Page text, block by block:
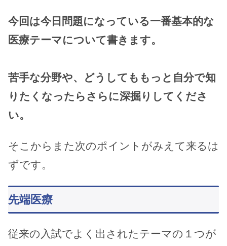
今回は今日問題になっている一番基本的な
医療テーマについて書きます。
苦手な分野や、どうしてももっと自分で知
りたくなったらさらに深掘りしてくださ
い。
そこからまた次のポイントがみえて来るは
ずです。
先端医療
従来の入試でよく出されたテーマの１つが